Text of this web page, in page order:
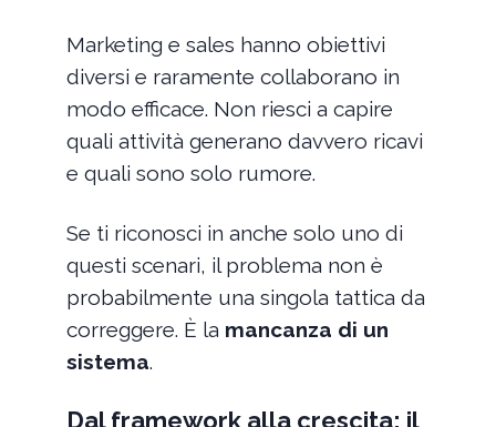
Marketing e sales hanno obiettivi
diversi e raramente collaborano in
modo efficace. Non riesci a capire
quali attività generano davvero ricavi
e quali sono solo rumore.
Se ti riconosci in anche solo uno di
questi scenari, il problema non è
probabilmente una singola tattica da
correggere. È la mancanza di un
sistema.
Dal framework alla crescita: il